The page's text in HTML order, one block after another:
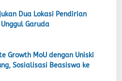
Dua Lokasi Pendirian
Garuda
Growth MoU dengan Uniski
Sosialisasi Beasiswa ke